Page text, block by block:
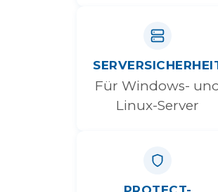
Für Windows-
Linux-Server